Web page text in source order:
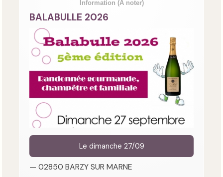
Information (A noter)
BALABULLE 2026
Le dimanche 27/09
— 02850 BARZY SUR MARNE